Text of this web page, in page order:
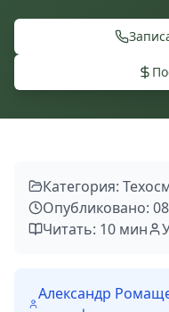
Категория:
Опубликовано:
Читать: 10 мин
Александр